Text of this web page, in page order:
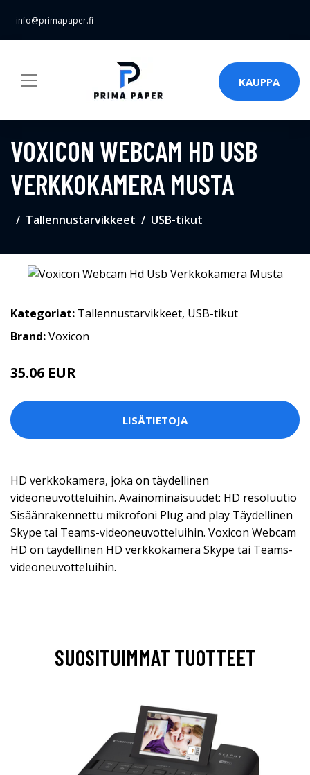
info@primapaper.fi
KAUPPA
VOXICON WEBCAM HD USB
VERKKOKAMERA MUSTA
Tallennustarvikkeet USB-tikut
Kategoriat: Tallennustarvikkeet, USB-tikut
Brand:Voxicon
35.06 EUR
LISÄTIETOJA
HD verkkokamera, joka on täydellinen
videoneuvotteluihin. Avainominaisuudet: HD resoluutio
Sisäänrakennettu mikrofoni Plug and play Täydellinen
Skype tai Teams-videoneuvotteluihin. Voxicon Webcam
HD on täydellinen HD verkkokamera Skype tai Teams-
videoneuvotteluihin.
SUOSITUIMMAT TUOTTEET